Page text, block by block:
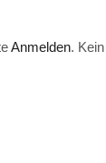
Anmelden.